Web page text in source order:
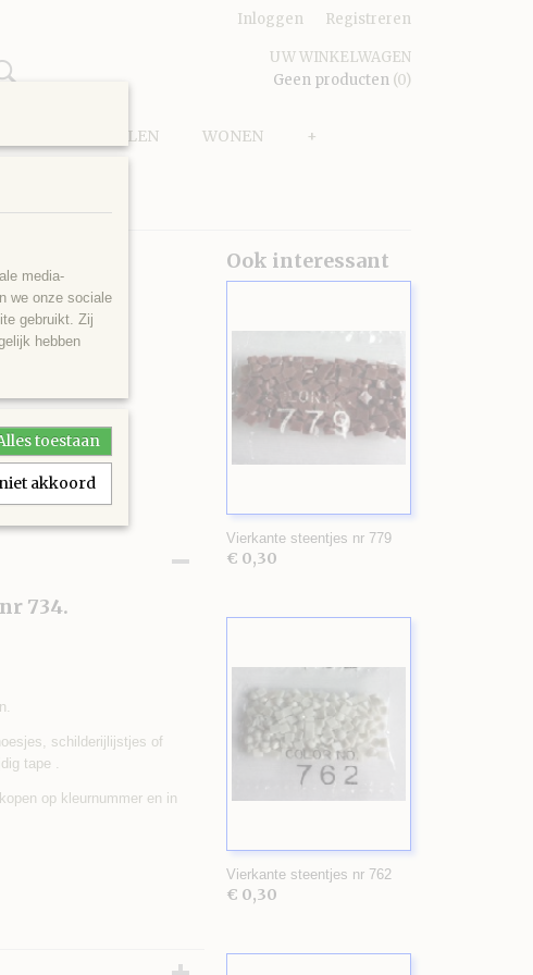
Inloggen Registreren
UW WINKELWAGEN
Geen producten (0)
PUZZELEN WONEN +
734.
schilderijlijstjes of
tape .
op kleurnummer en in
Ook interessant
Vierkante steentjes nr 779
€ 0,30
Vierkante steentjes nr 762
€ 0,30
media-
we onze sociale
gebruikt. Zij
hebben
toestaan
akkoord